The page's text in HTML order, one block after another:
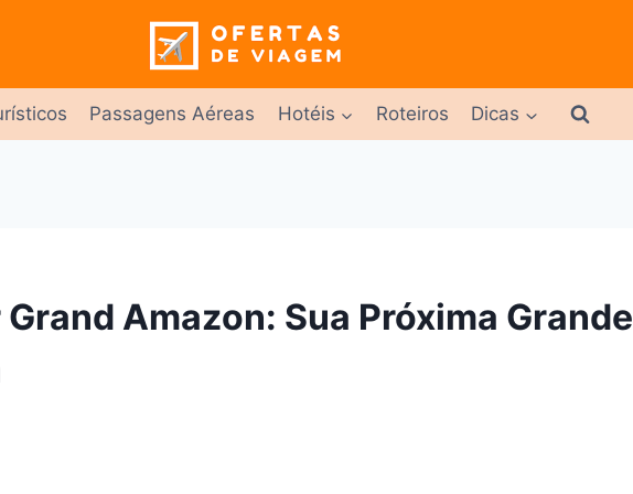
Passagens Aéreas Hotéis Roteiros Dicas
Amazon: Sua Próxima Grande